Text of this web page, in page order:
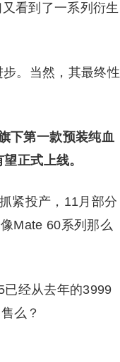
看到了一系列衍生
。当然，其最终性
下第一款预装纯血
正式上线。
紧投产，11月部分
Mate 60系列那么
已经从去年的3999
么？